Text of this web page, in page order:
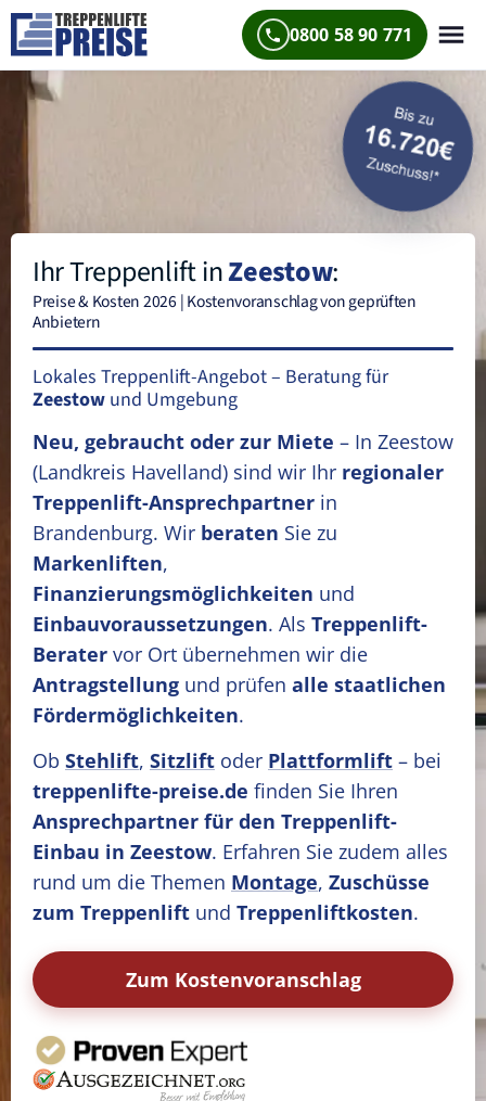
0800 58 90 771
Ihr Treppenlift inZeestow:
Preise & Kosten 2026 | Kostenvoranschlag von geprüften
Anbietern
Lokales Treppenlift-Angebot – Beratung für
Zeestow und Umgebung
Neu, gebraucht oder zur Miete – In Zeestow
(Landkreis Havelland) sind wir Ihr regionaler
Treppenlift-Ansprechpartner in
Brandenburg. Wir beraten Sie zu
Markenliften,
Finanzierungsmöglichkeiten und
Einbauvoraussetzungen. Als Treppenlift-
Berater vor Ort übernehmen wir die
Antragstellung und prüfen alle staatlichen
Fördermöglichkeiten.
Ob Stehlift, Sitzlift oder Plattformlift – bei
treppenlifte-preise.de finden Sie Ihren
Ansprechpartner für den Treppenlift-
Einbau in Zeestow. Erfahren Sie zudem alles
rund um die Themen Montage, Zuschüsse
zum Treppenlift und Treppenliftkosten.
Zum Kostenvoranschlag